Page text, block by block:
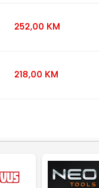
252,00 KM
218,00 KM